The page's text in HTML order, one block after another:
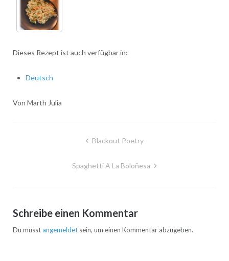
Dieses Rezept ist auch verfügbar in:
Deutsch
Von Marth Julia
Blackout Poetry
Spaghetti A La Boloñesa
Schreibe einen Kommentar
Du musstangemeldetsein, um einen Kommentar abzugeben.